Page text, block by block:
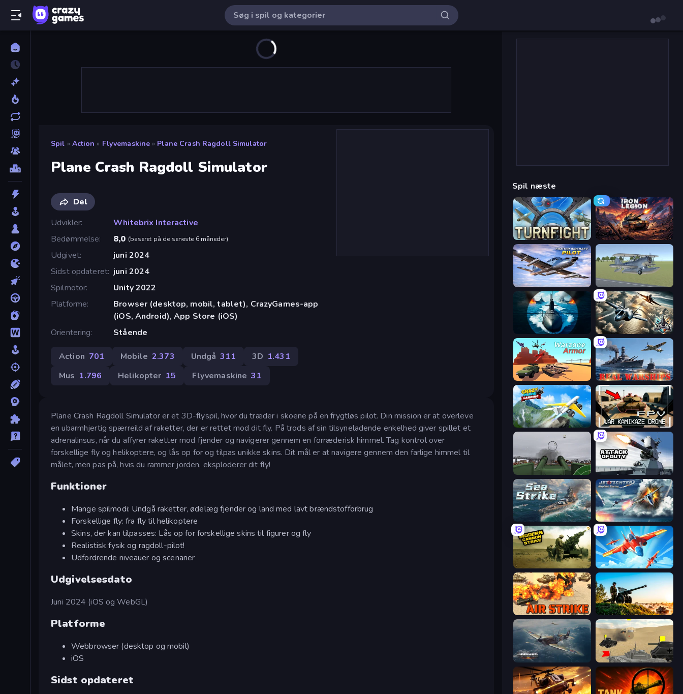
Spil » Action » Flyvemaskine » Plane Crash Ragdoll Simulator
Plane Crash Ragdoll Simulator
Del
Udvikler
Whitebrix Interactive
Bedømmelse
8,0 (baseret på de seneste 6 måneder)
Udgivet
juni 2024
Sidst opdateret juni 2024
Spilmotor
Unity 2022
Platforme
Browser (desktop, mobil, tablet), CrazyGames-app
(iOS, Android), App Store (iOS)
Orientering
Stående
Action 701 Mobile 2.373 Undgå 311 3D 1.431
Mus 1.796 Helikopter 15 Flyvemaskine 31
Plane Crash Ragdoll Simulator er et 3D-flyspil, hvor du træder i skoene på en frygtløs pilot. Din mission er at overleve
en ubarmhjertig spærreild af raketter, der er rettet mod dit fly. På trods af sin tilsyneladende enkelhed giver spillet et
adrenalinsus, når du affyrer raketter mod fjender og navigerer gennem en forræderisk himmel. Tag kontrol over
forskellige fly og helikoptere, og lås op for og tilpas unikke skins. Dit mål er at navigere gennem den farlige himmel til
målet, men pas på, hvis du rammer jorden, eksploderer dit fly!
Funktioner
Mange spilmodi: Undgå raketter, ødelæg fjender og land med lavt brændstofforbrug
Forskellige fly: fra fly til helikoptere
Skins, der kan tilpasses: Lås op for forskellige skins til figurer og fly
Realistisk fysik og ragdoll-pilot!
Udfordrende niveauer og scenarier
Udgivelsesdato
Juni 2024 (iOS og WebGL)
Platforme
Webbrowser (desktop og mobil)
iOS
Sidst opdateret
Spil næste
Turnfight Iron Legion
Fighter Aircraft Pilot 3D Flight Simulator
Ships Battlefield 3D Aces of the Sky: Epic Dogfights
Warzone Armor Real Warships
Crazy Plane Landing FPV War Kamikaze Drone
Flakmeister Attack of Duty
Sea Strike Jet Fighter Airplane Racing
Modern Cannon Strike Pilot Royale: Battlegrounds
Air Strike Artillery Vs Tanks
Dogfight Tanks Battlefield: Desert